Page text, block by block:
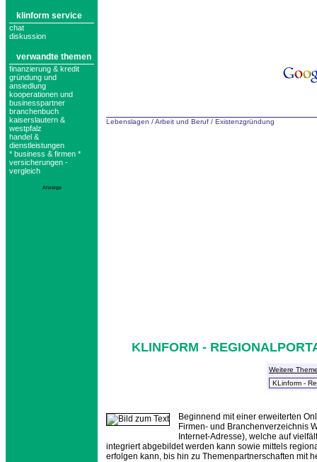
klinform service
chat
diskussion
verwandte themen
finanzierung & kredit
gründung und
ansiedlung
kooperationen und
businesspartner
branchenbuch
kaiserslautern &
westpfalz
handel &
dienstleistungen
* business & firmen *
versicherungen -
vergleich
Anzeige
Lebenslagen /Arbeit und Beruf / Existenzgründung
KLINFORM -
Weitere
Beginnend mit einer erweiterten
Firmen- und Branchenverzeichnis
Internet-Adresse), welche auf
integriert abgebildet werden kann sowie mittels
erfolgen kann, bis hin zu Themenpartnerschaften mit